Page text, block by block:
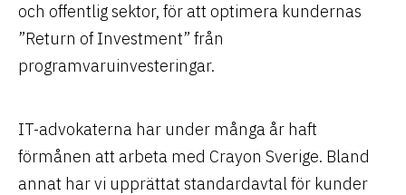
och offentlig sektor, för att optimera kundernas
”Return of Investment” från
programvaruinvesteringar.
IT-advokaterna har under många år haft
förmånen att arbeta med Crayon Sverige. Bland
annat har vi upprättat standardavtal för kunder